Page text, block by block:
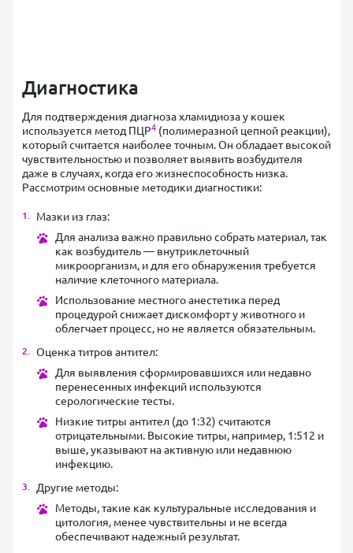
Диагностика
Для подтверждения диагноза хламидиоза у кошек
используется метод ПЦР4 (полимеразной цепной реакции),
который считается наиболее точным. Он обладает высокой
чувствительностью и позволяет выявить возбудителя
даже в случаях, когда его жизнеспособность низка.
Рассмотрим основные методики диагностики:
Мазки из глаз:
Для анализа важно правильно собрать материал, так
как возбудитель — внутриклеточный
микроорганизм, и для его обнаружения требуется
наличие клеточного материала.
Использование местного анестетика перед
процедурой снижает дискомфорт у животного и
облегчает процесс, но не является обязательным.
Оценка титров антител:
Для выявления сформировавшихся или недавно
перенесенных инфекций используются
серологические тесты.
Низкие титры антител (до 1:32) считаются
отрицательными. Высокие титры, например, 1:512 и
выше, указывают на активную или недавнюю
инфекцию.
Другие методы:
Методы, такие как культуральные исследования и
цитология, менее чувствительны и не всегда
обеспечивают надежный результат.